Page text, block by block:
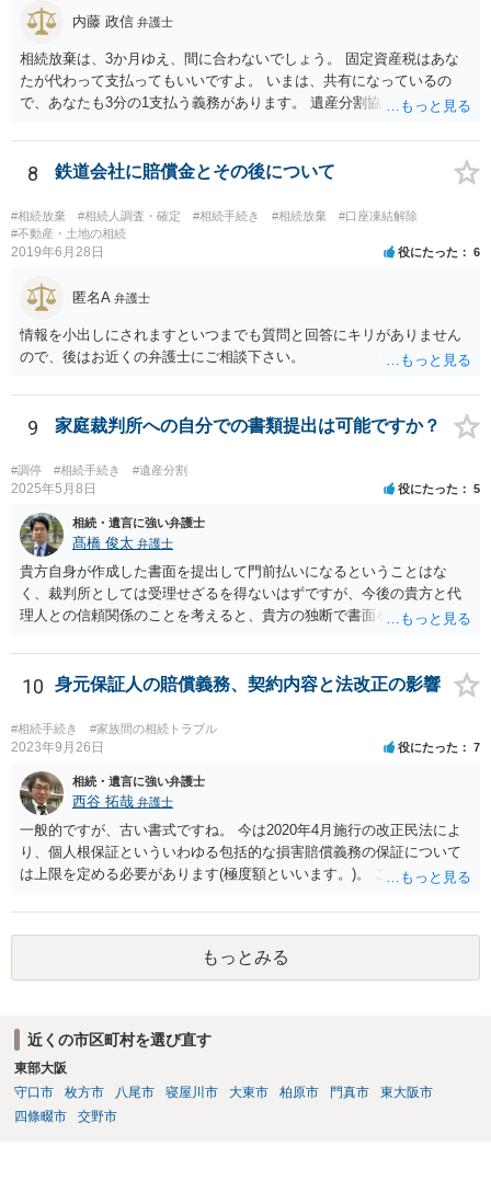
内藤 政信 弁護士
相続放棄は、3か月ゆえ、間に合わないでしょう。 固定資産税はあな
たが代わって支払ってもいいですよ。 いまは、共有になっているの
で、あなたも3分の1支払う義務があります。 遺産分割協議をして、不
払い義務があります。
8 鉄道会社に賠償金とその後について
#相続放棄 #相続人調査・確定 #相続手続き #相続放棄
#口座凍結解除
#不動産・土地の相続
2019年6月28日 役にたった 6
匿名A 弁護士
情報を小出しにされますといつまでも質問と回答にキリがありません
ので、後はお近くの弁護士にご相談下さい。
9 家庭裁判所への自分での書類提出は可能ですか？
#調停 #相続手続き #遺産分割
2025年5月8日 役にたった 5
相続・遺言に強い弁護士
髙橋 俊太 弁護士
貴方自身が作成した書面を提出して門前払いになるということはな
く、裁判所としては受理せざるを得ないはずですが、今後の貴方と代
理人との信頼関係のことを考えると、貴方の独断で書面を提出したり
士が主張書面の提出を渋っているようですが、弁護士として提出の実
益がないと考えている可能性もあると思いますので、そのあたりも含
めて、弁護士見解を確認等するためによく打ち合わせた方がよいと思
います。単に面倒臭いということで書面提出をしないということであ
れば、当該弁護士との委任関係を修了した上で、貴方のほうで書面提
出することを検討なさった方がよいでしょう。
10 身元保証人の賠償義務、契約内容と法改正の影響
#相続手続き #家族間の相続トラブル
2023年9月26日 役にたった 7
相続・遺言に強い弁護士
西谷 拓哉 弁護士
一般的ですが、古い書式ですね。 今は2020年4月施行の改正民法によ
り、個人根保証といういわゆる包括的な損害賠償義務の保証について
は上限を定める必要があります(極度額といいます。)。 この書式にサ
り、会社側は請求できない可能性が高そうです。
もっとみる
近くの市区町村を選び直す
東部大阪
守口市
枚方市 八尾市 寝屋川市 大東市 柏原市 門真市
東大阪市
四條畷市
交野市